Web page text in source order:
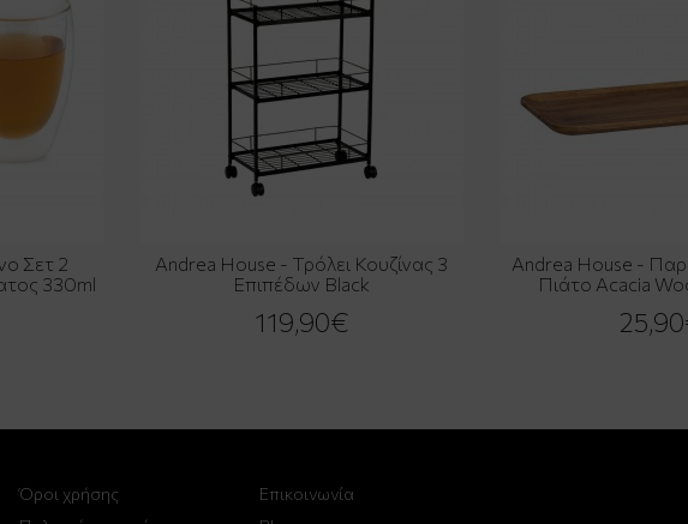
Σετ 2
330ml
Andrea House - Τρόλει Κουζίνας 3
Επιπέδων Black
119,90€
Andrea House -
Πιάτο Acacia
Όροι χρήσης
Επικοινωνία